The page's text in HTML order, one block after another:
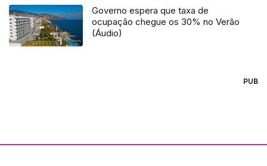
Governo espera que taxa de
ocupação chegue os 30% no Verão
(Áudio)
PUB